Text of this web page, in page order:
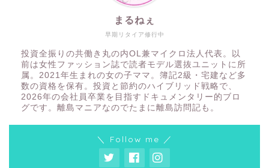
早期リタイア修行中
まるねぇ
投資全振りの共働き丸の内OL兼マイクロ法人代表。以
前は女性ファッション誌で読者モデル選抜ユニットに所
属。2021年生まれの女の子ママ。簿記2級・宅建など多
数の資格を保有。投資と節約のハイブリッド戦略で、
2026年の会社員卒業を目指すドキュメンタリー的ブロ
グです。離島マニアなのでたまに離島訪問記も。
＼ Follow me ／